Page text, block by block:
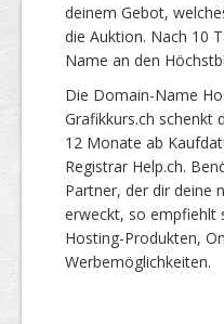
deinem Gebot,
die Auktion. Nach 10
Name an den
Die Domain-Name
Grafikkurs.ch schenkt
12 Monate ab
Registrar Help.ch.
Partner, der dir deine
erweckt, so empfiehlt
Hosting-Produkten,
Werbemöglichkeiten.